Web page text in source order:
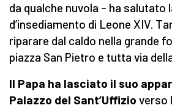
da qualche nuvola – ha salutato
d’insediamento di Leone XIV.
riparare dal caldo nella grande
piazza San Pietro e tutta via
Il Papa ha lasciato il suo
Palazzo del Sant’Uffizio verso